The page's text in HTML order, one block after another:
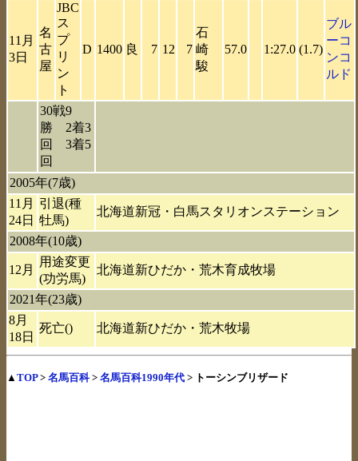
11月
3日
名
古
屋
JBC
ス
プ
リ
ン
ト
D 1400 良 7 12 7
石
崎
駿
57.0 1:27.0 (1.7)
ブル
ーコ
ンコ
ルド
30戦9
勝 2着3
回 3着5
回
2005年(7歳)
11月
24日
引退(種
牡馬)
北海道新冠・白馬スタリオンステーション
2008年(10歳)
12月
用途変更
(功労馬)
北海道新ひだか・荒木育成牧場
2021年(23歳)
8月
18日
死亡() 北海道新ひだか・荒木牧場
▲ TOP> 名馬百科> 名馬百科1990年代 > トーシンブリザード